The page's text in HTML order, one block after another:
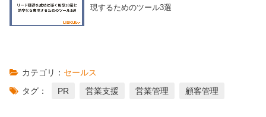
現するためのツール3選
カテゴリ： セールス
タグ：
PR 営業支援 営業管理 顧客管理